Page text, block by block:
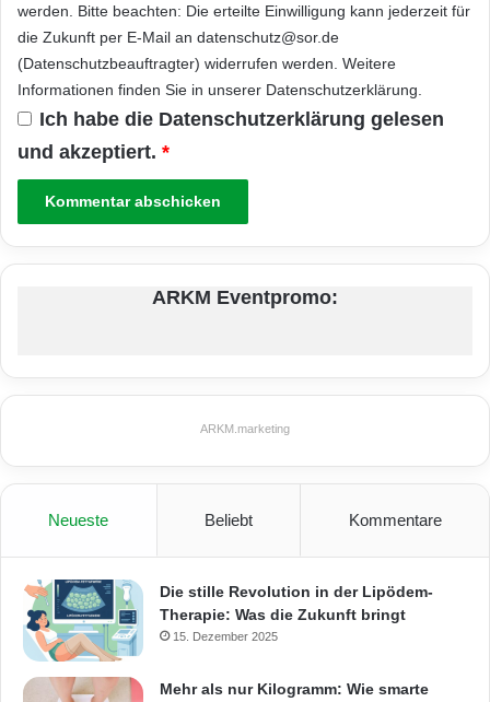
werden. Bitte beachten: Die erteilte Einwilligung kann jederzeit für
die Zukunft per E-Mail an datenschutz@sor.de
(Datenschutzbeauftragter) widerrufen werden. Weitere
Informationen finden Sie in unserer Datenschutzerklärung.
Ich habe die Datenschutzerklärung gelesen
und akzeptiert. *
ARKM Eventpromo:
ARKM.marketing
Neueste Beliebt Kommentare
Die stille Revolution in der Lipödem-
Therapie: Was die Zukunft bringt
15. Dezember 2025
Mehr als nur Kilogramm: Wie smarte